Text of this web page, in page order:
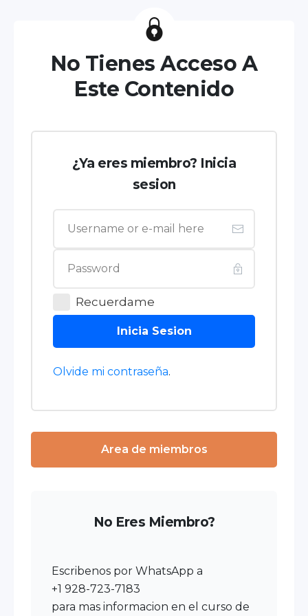
No Tienes Acceso A
Este Contenido
¿Ya eres miembro? Inicia
sesion
Recuerdame
Inicia Sesion
Olvide mi contraseña.
Area de miembros
No Eres Miembro?
Escribenos por WhatsApp a
+1 928-723-7183
para mas informacion en el curso de